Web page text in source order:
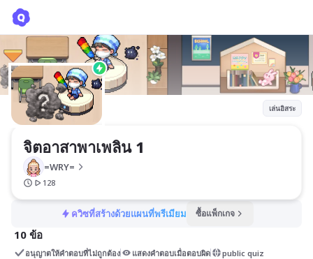
เล่นอิสระ
จิตอาสาพาเพลิน 1
=WRY=
128
ควิซที่สร้างด้วยแผนที่พรีเมียม ซื้อแพ็กเกจ
10 ข้อ
อนุญาตให้คำตอบที่ไม่ถูกต้อง แสดงคำตอบเมื่อตอบผิด public quiz